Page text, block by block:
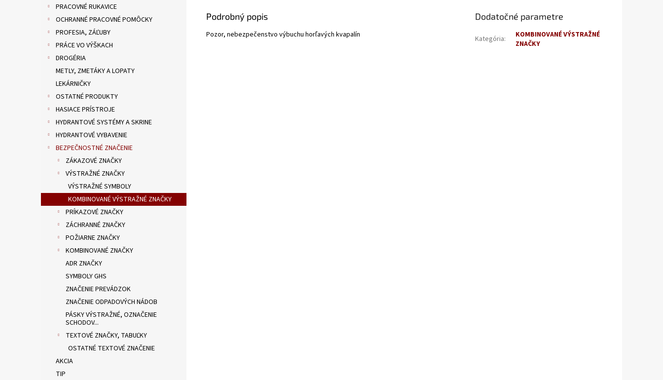
PRACOVNÉ RUKAVICE
OCHRANNÉ PRACOVNÉ POMÔCKY
PROFESIA, ZÁĽUBY
PRÁCE VO VÝŠKACH
DROGÉRIA
METLY, ZMETÁKY A LOPATY
LEKÁRNIČKY
OSTATNÉ PRODUKTY
HASIACE PRÍSTROJE
HYDRANTOVÉ SYSTÉMY A SKRINE
HYDRANTOVÉ VYBAVENIE
BEZPEČNOSTNÉ ZNAČENIE
ZÁKAZOVÉ ZNAČKY
VÝSTRAŽNÉ ZNAČKY
VÝSTRAŽNÉ SYMBOLY
KOMBINOVANÉ VÝSTRAŽNÉ ZNAČKY
PRÍKAZOVÉ ZNAČKY
ZÁCHRANNÉ ZNAČKY
POŽIARNE ZNAČKY
KOMBINOVANÉ ZNAČKY
ADR ZNAČKY
SYMBOLY GHS
ZNAČENIE PREVÁDZOK
ZNAČENIE ODPADOVÝCH NÁDOB
PÁSKY VÝSTRAŽNÉ, OZNAČENIE
SCHODOV...
TEXTOVÉ ZNAČKY, TABUĽKY
OSTATNÉ TEXTOVÉ ZNAČENIE
AKCIA
TIP
Podrobný popis
Pozor, nebezpečenstvo výbuchu horľavých kvapalín
Dodatočné parametre
Kategória:
KOMBINOVANÉ VÝSTRAŽNÉ
ZNAČKY